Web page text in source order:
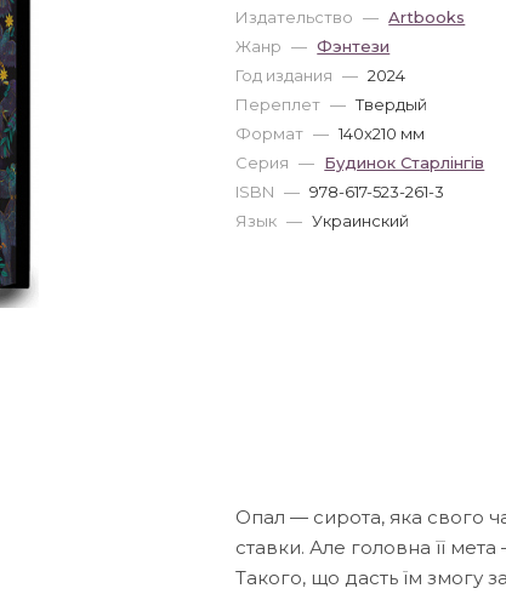
Издательство — Artbooks
Жанр — Фэнтези
Год издания — 2024
Переплет — Твердый
Формат — 140x210 мм
Серия — Будинок Старлінгів
ISBN — 978-617-523-261-3
Язык — Украинский
Опал — сирота, яка свого
ставки. Але головна її
Такого, що дасть їм змогу